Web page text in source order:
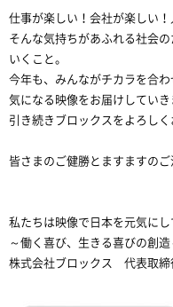
仕事が楽しい！会社が楽しい！
そんな気持ちがあふれる社会
いくこと。
今年も、みんながチカラを合
気になる映像をお届けしていき
引き続きブロックスをよろしく
皆さまのご健勝とますますのご
私たちは映像で日本を元気にし
～働く喜び、生きる喜びの創造
株式会社ブロックス 代表取